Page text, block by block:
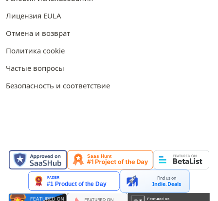
Лицензия EULA
Отмена и возврат
Политика cookie
Частые вопросы
Безопасность и соответствие
Find us on
Indie.Deals